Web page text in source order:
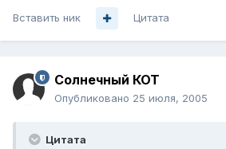
Вставить ник Цитата
Солнечный КОТ
Опубликовано 25 июля, 2005
Цитата